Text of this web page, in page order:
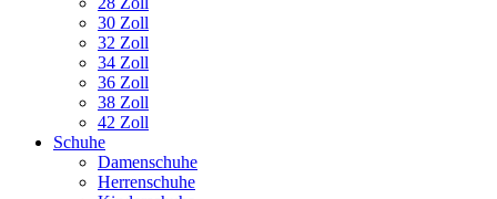
30 Zoll
32 Zoll
34 Zoll
36 Zoll
38 Zoll
42 Zoll
Schuhe
Damenschuhe
Herrenschuhe